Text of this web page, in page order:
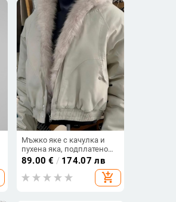
Мъжко яке с качулка и
пухена яка, подплатено
полиестером, зимно и
топло, къс модел
89.00 € / 174.07 лв
add_shopping_cart